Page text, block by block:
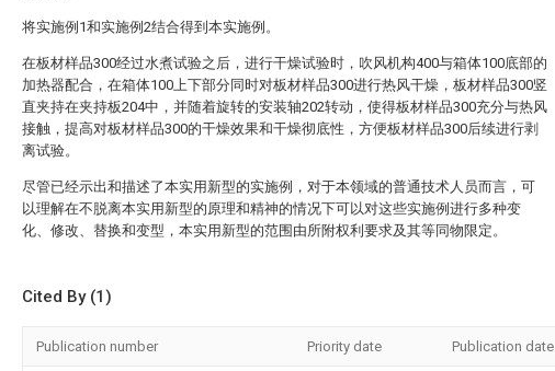
将实施例1和实施例2结合得到本实施例。
在板材样品300经过水煮试验之后，进行干燥试验时，吹风机构400与箱体100底部的
加热器配合，在箱体100上下部分同时对板材样品300进行热风干燥，板材样品300竖
直夹持在夹持板204中，并随着旋转的安装轴202转动，使得板材样品300充分与热风
接触，提高对板材样品300的干燥效果和干燥彻底性，方便板材样品300后续进行剥
离试验。
尽管已经示出和描述了本实用新型的实施例，对于本领域的普通技术人员而言，可
以理解在不脱离本实用新型的原理和精神的情况下可以对这些实施例进行多种变
化、修改、替换和变型，本实用新型的范围由所附权利要求及其等同物限定。
Cited By (1)
Publication number Priority date Publication date